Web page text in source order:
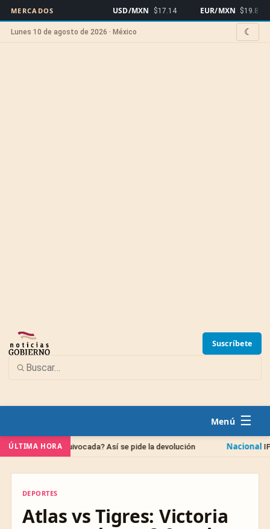
MERCADOS USD/MXN $17.14 EUR/MXN $19.80
Lunes 10 de agosto de 2026 · México ☾
Suscríbete
☰
ÚLTIMA HORA
equivocada? Así se pide la devolución Nacional IPAB: qué
DEPORTES
Atlas vs Tigres: Victoria